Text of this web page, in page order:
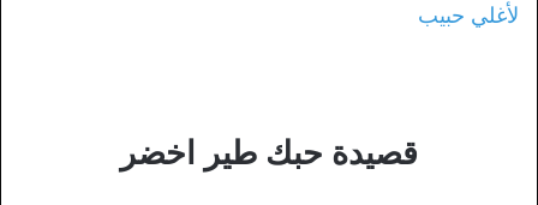
لأغلي حبيب
قصيدة حبك طير اخضر